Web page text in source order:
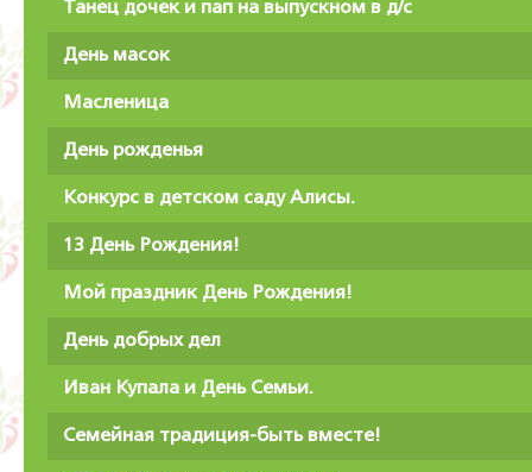
Танец дочек и пап на выпускном в д/с
День масок
Масленица
День рожденья
Конкурс в детском саду Алисы.
13 День Рождения!
Мой праздник День Рождения!
День добрых дел
Иван Купала и День Семьи.
Семейная традиция-быть вместе!